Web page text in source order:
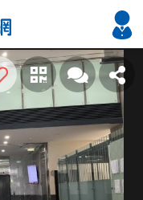
搜尋
價好屋限量釋出